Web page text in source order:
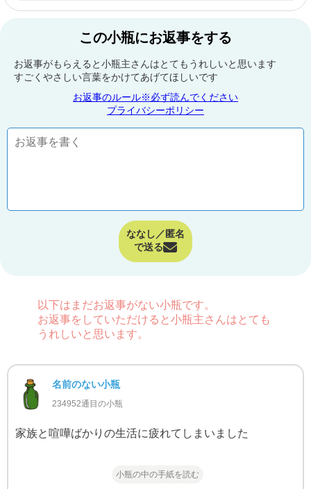
この小瓶にお返事をする
お返事がもらえると小瓶主さんはとてもうれしいと思います
すごくやさしい言葉をかけてあげてほしいです
お返事のルール※必ず読んでください
プライバシーポリシー
ななし／匿名
で送る
以下はまだお返事がない小瓶です。
お返事をしていただけると小瓶主さんはとても
うれしいと思います。
名前のない小瓶
234952通目の小瓶
家族と喧嘩ばかりの生活に疲れてしまいました
小瓶の中の手紙を読む